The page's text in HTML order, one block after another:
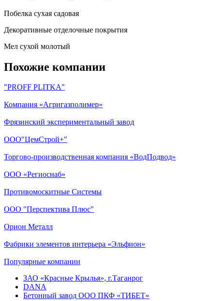
Побелка сухая садовая
Декоративные отделочные покрытия
Мел сухой молотый
Похожие компании
"PROFF PLITKA"
Компания «Агригазполимер»
Фрязинский экспериментальный завод
ООО"ЦемСтрой+"
Торгово-производственная компания «ВодПодвод»
ООО «Региоснаб»
Противомоскитные Системы
ООО "Перспектива Плюс"
Орион Металл
Фабрики элементов интерьера «Эльфион»
Популярные компании
ЗАО «Красные Крылья», г.Таганрог
DANA
Бетонный завод ООО ПКФ «ТИБЕТ»